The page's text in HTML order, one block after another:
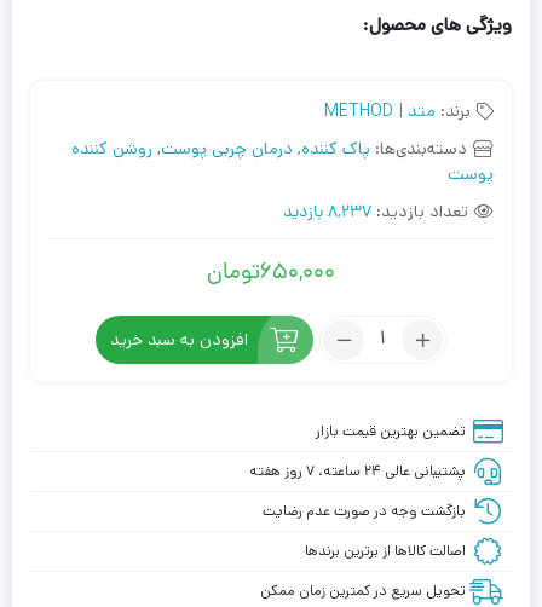
ویژگی های محصول:
برند: متد | METHOD
دسته‌بندی‌ها: پاک کننده, درمان چربی پوست, روشن کننده
پوست
تعداد بازدید: 8,237 بازدید
650,000تومان
تعداد:
پوست
چرب
متد
افزودن به سبد خرید
تضمین بهترین قیمت بازار
پشتیبانی عالی ۲۴ ساعته، ۷ روز هفته
بازگشت وجه در صورت عدم رضایت
اصالت کالاها از برترین برندها
تحویل سریع در کمترین زمان ممکن